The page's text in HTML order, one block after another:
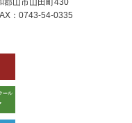
郡山市山田町430
：0743-54-0335